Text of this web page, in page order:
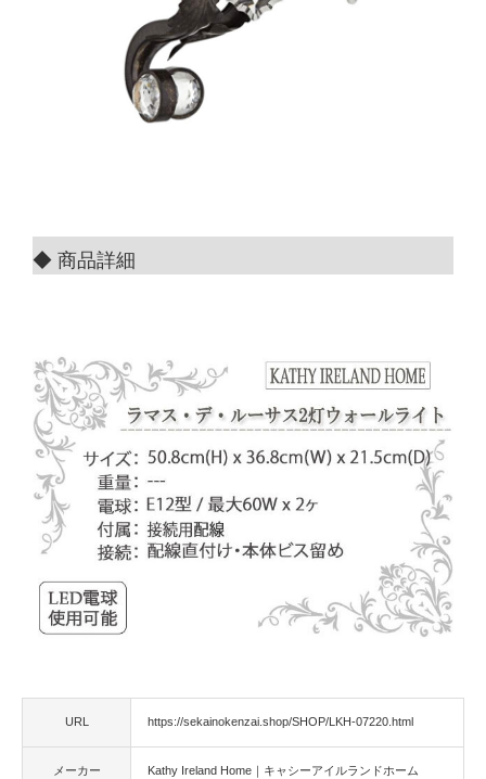
◆ 商品詳細
URL https://sekainokenzai.shop/SHOP/LKH-07220.html
メーカー Kathy Ireland Home｜キャシーアイルランドホーム